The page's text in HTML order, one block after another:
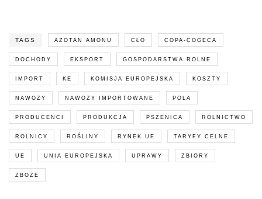
TAGS AZOTAN AMONU CŁO COPA-COGECA
DOCHODY EKSPORT GOSPODARSTWA ROLNE
IMPORT KE KOMISJA EUROPEJSKA KOSZTY
NAWOZY NAWOZY IMPORTOWANE POLA
PRODUCENCI PRODUKCJA PSZENICA ROLNICTWO
ROLNICY ROŚLINY RYNEK UE TARYFY CELNE
UE UNIA EUROPEJSKA UPRAWY ZBIORY
ZBOŻE